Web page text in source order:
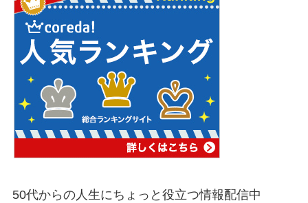
50代からの人生にちょっと役立つ情報配信中